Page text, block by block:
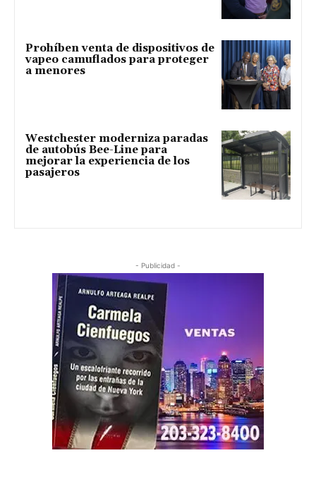
Prohíben venta de dispositivos de
vapeo camuflados para proteger
a menores
Westchester moderniza paradas
de autobús Bee-Line para
mejorar la experiencia de los
pasajeros
- Publicidad -